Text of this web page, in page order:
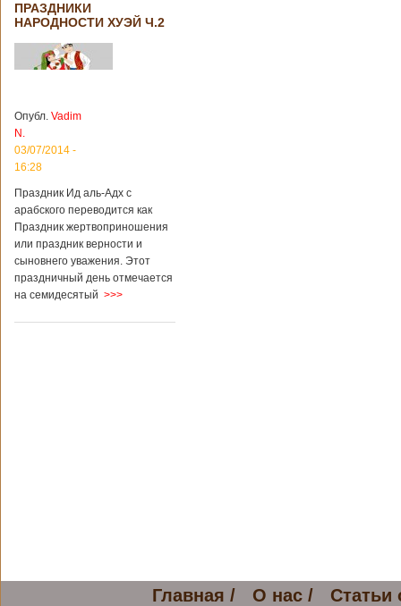
ПРАЗДНИКИ
НАРОДНОСТИ ХУЭЙ Ч.2
Опубл. Vadim
N.
03/07/2014 -
16:28
Праздник Ид аль-Адх с
арабского переводится как
Праздник жертвоприношения
или праздник верности и
сыновнего уважения. Этот
праздничный день отмечается
на семидесятый >>>
Главная / О нас / Статьи